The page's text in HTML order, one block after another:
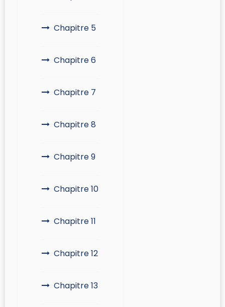
Chapitre 5
Chapitre 6
Chapitre 7
Chapitre 8
Chapitre 9
Chapitre 10
Chapitre 11
Chapitre 12
Chapitre 13